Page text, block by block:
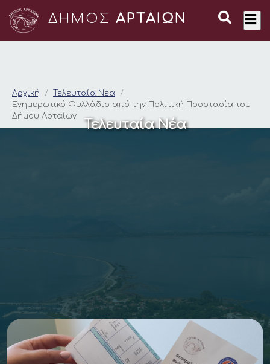
ΔΗΜΟΣ ΑΡΤΑΙΩΝ
Ενημερωτικό
Αρχική
Τελευταία Νέα
Ενημερωτικό Φυλλάδιο από την Πολιτική Προστασία του
Δήμου Αρταίων
Τελευταία Νέα